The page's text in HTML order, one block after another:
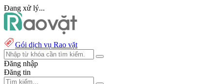
Đang xử lý...
Gói dịch vụ Rao vặt
Đăng nhập
Đăng tin